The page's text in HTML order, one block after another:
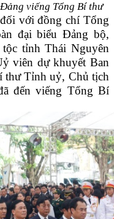
viếng Tổng Bí thư
với đồng chí Tổng
đại biểu Đảng bộ,
tộc tỉnh Thái Nguyên
viên dự khuyết Ban
thư Tỉnh uỷ, Chủ tịch
đến viếng Tổng Bí